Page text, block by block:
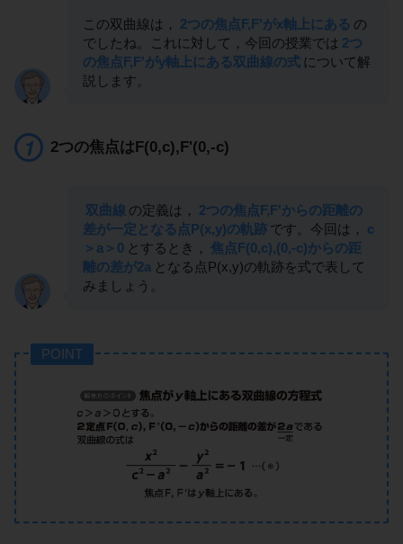
この双曲線は， 2つの焦点F,F'がx軸上にある の
でしたね。これに対して，今回の授業では 2つ
の焦点F,F'がy軸上にある双曲線の式 について解
説します。
2つの焦点はF(0,c),F'(0,-c)
双曲線 の定義は，
2つの焦点F,F'からの距離の
差が一定となる点P(x,y)の軌跡 です。今回は，
c
＞a＞0 とするとき， 焦点F(0,c),(0,-c)からの距
離の差が2a となる点P(x,y)の軌跡を式で表して
みましょう。
POINT